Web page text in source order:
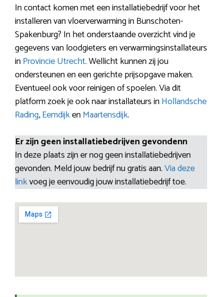
In contact komen met een installatiebedrijf voor het
installeren van vloerverwarming in Bunschoten-
Spakenburg? In het onderstaande overzicht vind je
gegevens van loodgieters en verwarmingsinstallateurs
inProvincie Utrecht. Wellicht kunnen zij jou
ondersteunen en een gerichte prijsopgave maken.
Eventueel ook voor reinigen of spoelen. Via dit
platform zoek je ook naar installateurs inHollandsche
Rading,EemdijkenMaartensdijk.
Er zijn geen installatiebedrijven gevondenn
In deze plaats zijn er nog geen installatiebedrijven
gevonden. Meld jouw bedrijf nu gratis aan.Via deze
linkvoeg je eenvoudig jouw installatiebedrijf toe.